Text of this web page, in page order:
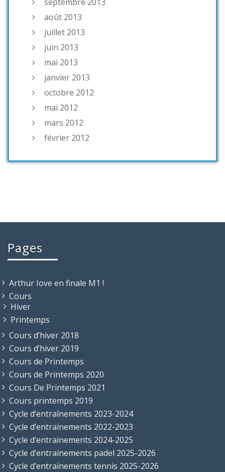
août 2013
juillet 2013
juin 2013
mai 2013
janvier 2013
octobre 2012
mai 2012
mars 2012
février 2012
Pages
Arthur Iove en finale M1 !
Cours
Hiver
Printemps
Cours d’hiver 2018
Cours d’hiver 2019
Cours de Printemps
Cours de Printemps 2020
Cours De Printemps 2021
Cours printemps 2019
Cycle d’entraînements 2023-2024
Cycle d’entrainements 2022-2023
Cycle d’entrainements 2024-2025
Cycle d’entrainements padel 2025-2026
Cycle d’entrainements tennis 2025-2026